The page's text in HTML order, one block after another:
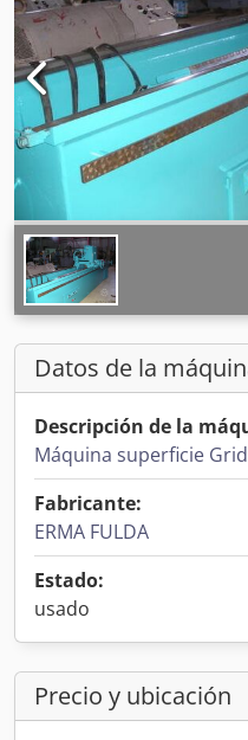
Datos de la
Descripción de la
Máquina superficie
Fabricante:
ERMA FULDA
Estado:
usado
Precio y ubicación